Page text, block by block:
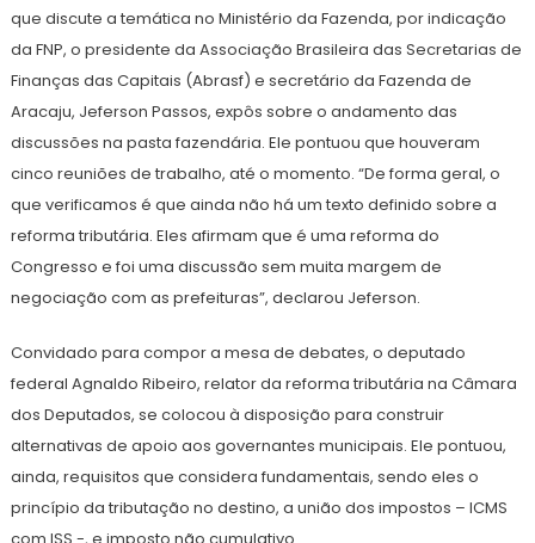
que discute a temática no Ministério da Fazenda, por indicação
da FNP, o presidente da Associação Brasileira das Secretarias de
Finanças das Capitais (Abrasf) e secretário da Fazenda de
Aracaju, Jeferson Passos, expôs sobre o andamento das
discussões na pasta fazendária. Ele pontuou que houveram
cinco reuniões de trabalho, até o momento. “De forma geral, o
que verificamos é que ainda não há um texto definido sobre a
reforma tributária. Eles afirmam que é uma reforma do
Congresso e foi uma discussão sem muita margem de
negociação com as prefeituras”, declarou Jeferson.
Convidado para compor a mesa de debates, o deputado
federal Agnaldo Ribeiro, relator da reforma tributária na Câmara
dos Deputados, se colocou à disposição para construir
alternativas de apoio aos governantes municipais. Ele pontuou,
ainda, requisitos que considera fundamentais, sendo eles o
princípio da tributação no destino, a união dos impostos – ICMS